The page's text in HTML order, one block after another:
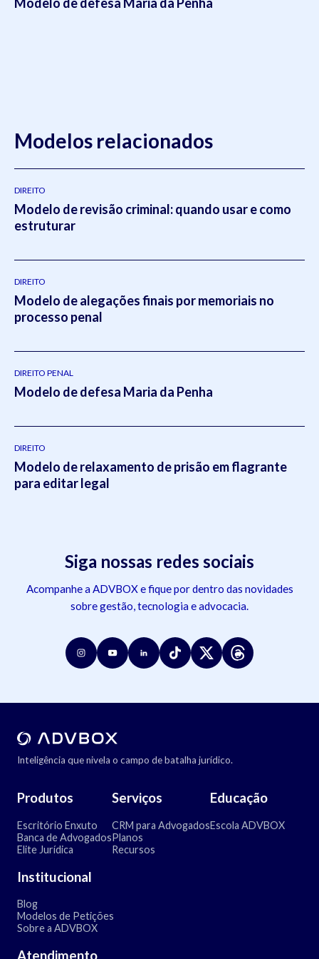
Modelos relacionados
DIREITO
Modelo de revisão criminal: quando usar e como
estruturar
DIREITO
Modelo de alegações finais por memoriais no
processo penal
DIREITO PENAL
Modelo de defesa Maria da Penha
DIREITO
Modelo de relaxamento de prisão em flagrante
para editar legal
Siga nossas redes sociais
Acompanhe a ADVBOX e fique por dentro das novidades
sobre gestão, tecnologia e advocacia.
Inteligência que nivela o campo de batalha jurídico.
Produtos
Escritório Enxuto
Banca de Advogados
Elite Jurídica
Serviços
CRM para Advogados
Planos
Recursos
Educação
Escola ADVBOX
Institucional
Blog
Modelos de Petições
Sobre a ADVBOX
Atendimento